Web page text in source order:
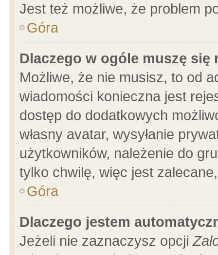
Jest też możliwe, że problem
Góra
Dlaczego w ogóle muszę się
Możliwe, że nie musisz, to od
wiadomości konieczna jest
dostęp do dodatkowych
własny avatar, wysyłanie
użytkowników, należenie do
tylko chwilę, więc jest
Góra
Dlaczego jestem
Jeżeli nie zaznaczysz opcji